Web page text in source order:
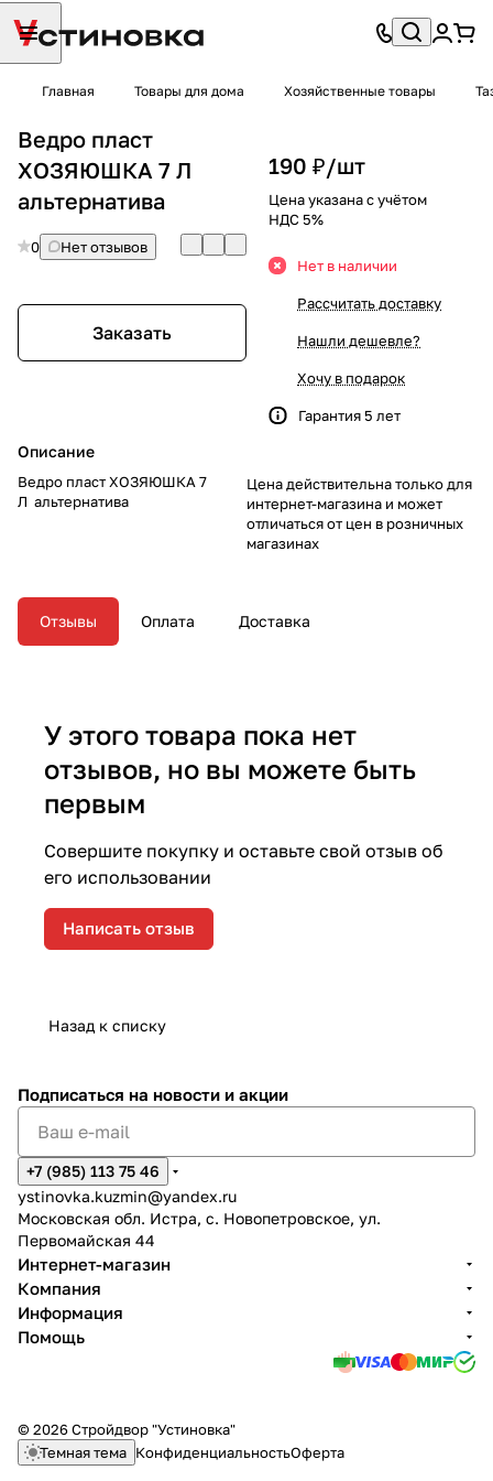
Главная Товары для дома Хозяйственные товары
Ведро пласт
ХОЗЯЮШКА 7 Л
альтернатива
0 Нет отзывов
Заказать
Описание
Ведро пласт ХОЗЯЮШКА 7
Л альтернатива
190 ₽/шт
Цена указана с учётом
НДС 5%
Нет в наличии
Рассчитать доставку
Нашли дешевле?
Хочу в подарок
Гарантия 5 лет
Цена действительна только для
интернет-магазина и может
отличаться от цен в розничных
магазинах
Отзывы Оплата Доставка
У этого товара пока нет
отзывов, но вы можете быть
первым
Совершите покупку и оставьте свой отзыв об
его использовании
Написать отзыв
Назад к списку
Подписаться на новости и акции
+7 (985) 113 75 46
ystinovka.kuzmin@yandex.ru
Московская обл. Истра, с. Новопетровское, ул.
Первомайская 44
Интернет-магазин
Компания
Информация
Помощь
© 2026 Стройдвор "Устиновка"
Темная тема КонфиденциальностьОферта